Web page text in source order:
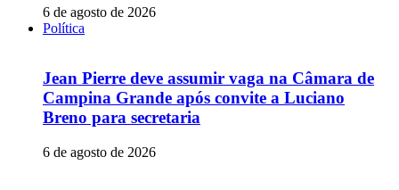
6 de agosto de 2026
Política
Jean Pierre deve assumir vaga na Câmara de
Campina Grande após convite a Luciano
Breno para secretaria
6 de agosto de 2026